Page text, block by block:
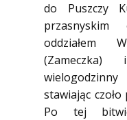
do Puszczy
oddziałem
stawiając czoło
Po tej